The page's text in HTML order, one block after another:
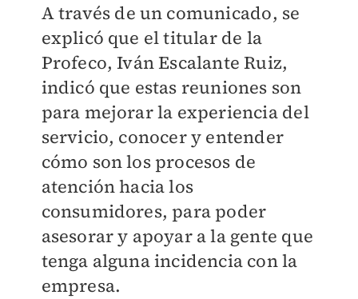
A través de un comunicado, se
explicó que el titular de la
Profeco, Iván Escalante Ruiz,
indicó que estas reuniones son
para mejorar la experiencia del
servicio, conocer y entender
cómo son los procesos de
atención hacia los
consumidores, para poder
asesorar y apoyar a la gente que
tenga alguna incidencia con la
empresa.